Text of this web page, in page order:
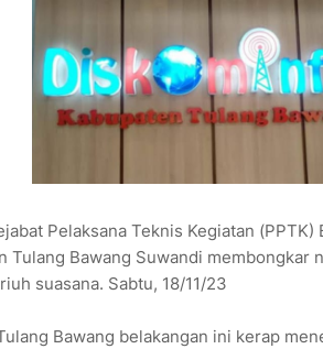
Pelaksana Teknis Kegiatan
Tulang Bawang Suwandi membongkar
suasana. Sabtu, 18/11/23
Bawang belakangan ini kerap